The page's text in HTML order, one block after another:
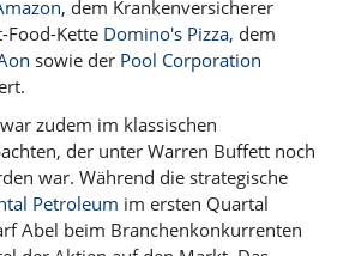
, dem Krankenversicherer
Food-Kette Domino's Pizza, dem
sowie der Pool Corporation
zudem im klassischen
der unter Warren Buffett noch
war. Während die strategische
Petroleum im ersten Quartal
Abel beim Branchenkonkurrenten